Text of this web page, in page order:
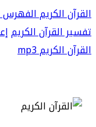
القرآن الكريمالفهرس
تفسير القرآن الكريم
القرآن الكريم mp3